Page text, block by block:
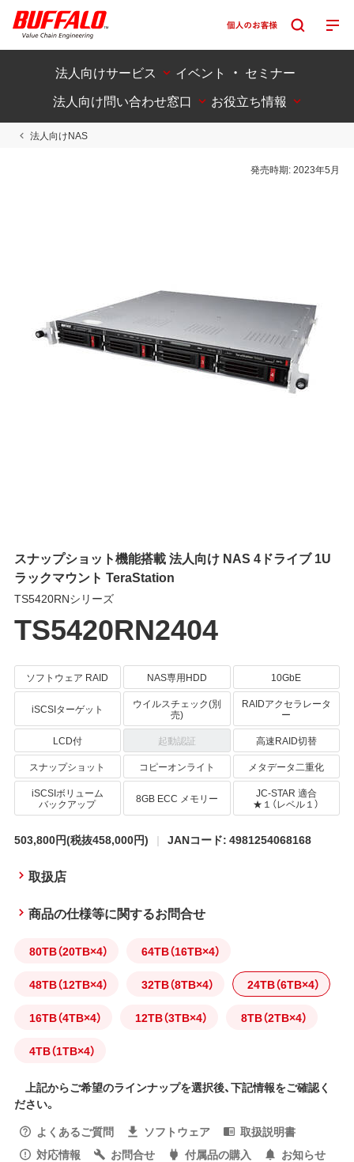
法人向けサービス
イベント ・ セミナー
法人向け問い合わせ窓口
お役立ち情報
法人向けNAS
発売時期:2023年5月
スナップショット機能搭載 法人向け NAS 4ドライブ 1U
ラックマウント TeraStation
TS5420RNシリーズ
TS5420RN2404
ソフトウェア RAID NAS専用HDD 10GbE
iSCSIターゲット ウイルスチェック(別
売)
RAIDアクセラレータ
ー
LCD付
起動認証
高速RAID切替
スナップショット
コピーオンライト
メタデータ二重化
iSCSIボリューム
バックアップ 8GB ECC メモリー JC-STAR 適合
★１（レベル１）
503,800円(税抜458,000円) JANコード: 4981254068168
取扱店
商品の仕様等に関するお問合せ
80TB（20TB×4） 64TB（16TB×4）
48TB（12TB×4） 32TB（8TB×4） 24TB（6TB×4）
16TB（4TB×4） 12TB（3TB×4） 8TB（2TB×4）
4TB（1TB×4）
上記からご希望のラインナップを選択後、下記情報をご確認く
ださい。
よくあるご質問
ソフトウェア
取扱説明書
対応情報
お問合せ 付属品の購入
お知らせ